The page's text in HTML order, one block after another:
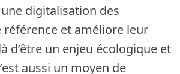
digitalisation des
et améliore leur
d’être un enjeu écologique et
aussi un moyen de